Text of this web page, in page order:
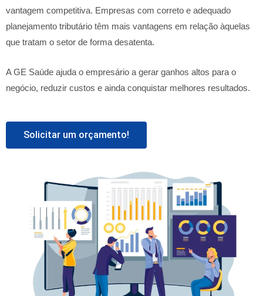
vantagem competitiva. Empresas com correto e adequado
planejamento tributário têm mais vantagens em relação àquelas
que tratam o setor de forma desatenta.
A GE Saúde ajuda o empresário a gerar ganhos altos para o
negócio, reduzir custos e ainda conquistar melhores resultados.
Solicitar um orçamento!